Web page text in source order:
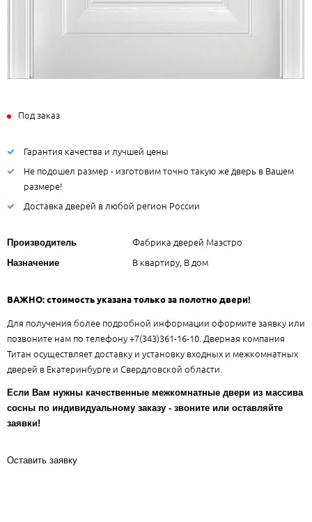
Под заказ
Гарантия качества и лучшей цены
Не подошел размер - изготовим точно такую же дверь в Вашем
размере!
Доставка дверей в любой регион России
Производитель Фабрика дверей Маэстро
Назначение В квартиру, В дом
ВАЖНО: стоимость указана только за полотно двери!
Для получения более подробной информации оформите заявку или
позвоните нам по телефону +7(343)361-16-10. Дверная компания
Титан осуществляет доставку и установку входных и межкомнатных
дверей в Екатеринбурге и Свердловской области.
Если Вам нужны качественные межкомнатные двери из массива
сосны по индивидуальному заказу - звоните или оставляйте
заявки!
Оставить заявку